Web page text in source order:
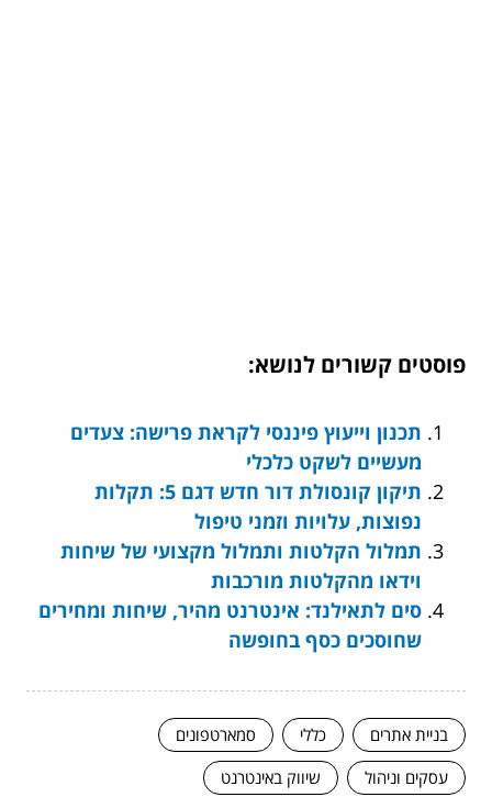
פוסטים קשורים לנושא:
תכנון וייעוץ פיננסי לקראת פרישה: צעדים
מעשיים לשקט כלכלי
תיקון קונסולת דור חדש דגם 5: תקלות
נפוצות, עלויות וזמני טיפול
תמלול הקלטות ותמלול מקצועי של שיחות
וידאו מהקלטות מורכבות
סים לתאילנד: אינטרנט מהיר, שיחות ומחירים
שחוסכים כסף בחופשה
בניית אתרים כללי
סמארטפונים
עסקים וניהול
שיווק באינטרנט